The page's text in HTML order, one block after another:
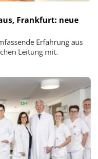
Frankfurt: neue
Erfahrung aus
Leitung mit.